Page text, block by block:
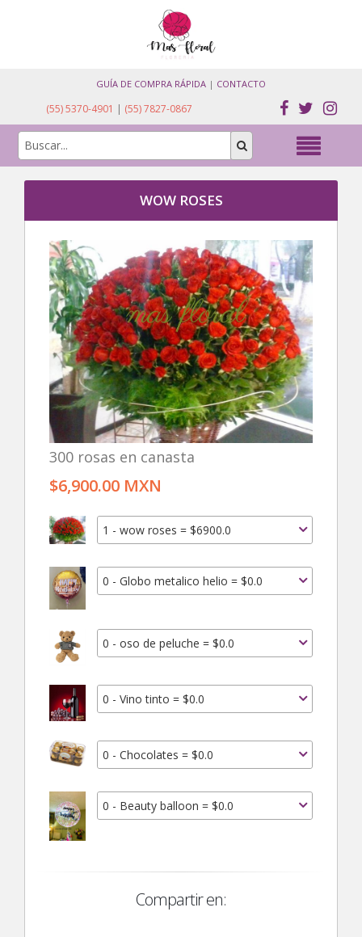
GUÍA DE COMPRA RÁPIDA | CONTACTO
(55) 5370-4901 | (55) 7827-0867
WOW ROSES
300 rosas en canasta
$6,900.00 MXN
1 - wow roses = $6900.0
0 - Globo metalico helio = $0.0
0 - oso de peluche = $0.0
0 - Vino tinto = $0.0
0 - Chocolates = $0.0
0 - Beauty balloon = $0.0
Compartir en: